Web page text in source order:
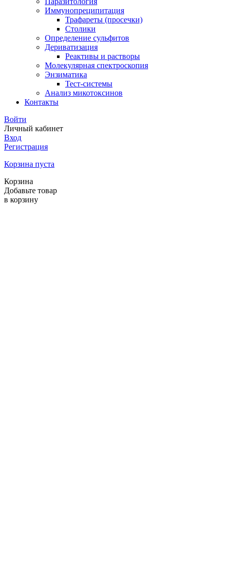
Иммунопреципитация
Трафареты (просечки)
Столики
Определение сульфитов
Дериватизация
Реактивы и растворы
Молекулярная спектроскопия
Энзиматика
Тест-системы
Анализ микотоксинов
Контакты
Войти
Личный кабинет
Вход
Регистрация
Корзина пуста
Корзина
Добавьте товар
в корзину